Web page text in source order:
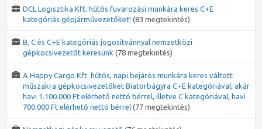
DCL Logisztika Kft. hűtős fuvarozási munkára keres C+E
kategóriás gépjárművezetőket! (83 megtekintés)
B, C és C+E kategóriás jogosítvánnyal nemzetközi
gépkocsivezetőt keresünk (78 megtekintés)
A Happy Cargo Kft. hűtős, napi bejárós munkára keres váltott
műszakra gépkocsivezetőket Biatorbágyra C+E kategóriával, akár
havi 1.100.000 Ft elérhető nettó bérrel, illetve C kategóriával, havi
700.000 Ft elérhető nettó bérrel (77 megtekintés)